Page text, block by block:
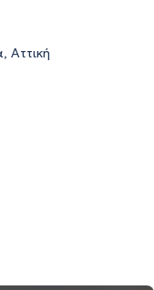
Αττική